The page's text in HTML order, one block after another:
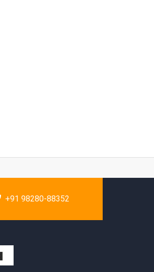
+91 98280-88352